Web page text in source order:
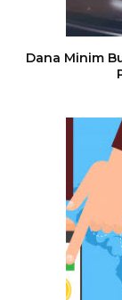
Dana Minim